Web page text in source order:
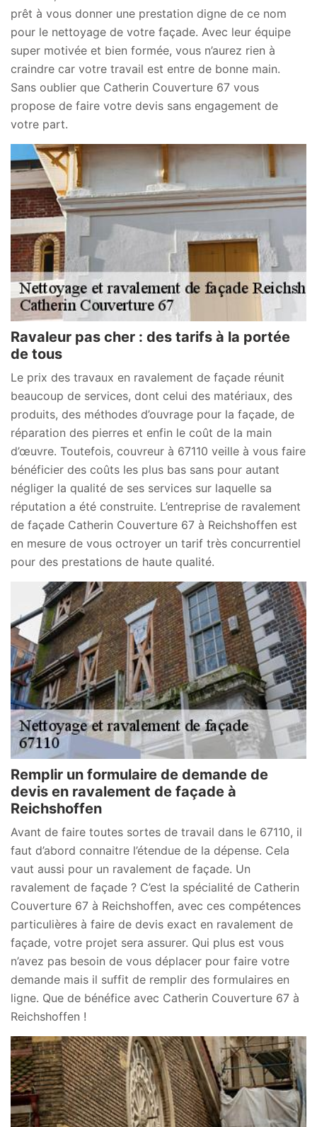
prêt à vous donner une prestation digne de ce nom
pour le nettoyage de votre façade. Avec leur équipe
super motivée et bien formée, vous n’aurez rien à
craindre car votre travail est entre de bonne main.
Sans oublier que Catherin Couverture 67 vous
propose de faire votre devis sans engagement de
votre part.
Ravaleur pas cher : des tarifs à la portée
de tous
Le prix des travaux en ravalement de façade réunit
beaucoup de services, dont celui des matériaux, des
produits, des méthodes d’ouvrage pour la façade, de
réparation des pierres et enfin le coût de la main
d’œuvre. Toutefois, couvreur à 67110 veille à vous faire
bénéficier des coûts les plus bas sans pour autant
négliger la qualité de ses services sur laquelle sa
réputation a été construite. L’entreprise de ravalement
de façade Catherin Couverture 67 à Reichshoffen est
en mesure de vous octroyer un tarif très concurrentiel
pour des prestations de haute qualité.
Remplir un formulaire de demande de
devis en ravalement de façade à
Reichshoffen
Avant de faire toutes sortes de travail dans le 67110, il
faut d’abord connaitre l’étendue de la dépense. Cela
vaut aussi pour un ravalement de façade. Un
ravalement de façade ? C’est la spécialité de Catherin
Couverture 67 à Reichshoffen, avec ces compétences
particulières à faire de devis exact en ravalement de
façade, votre projet sera assurer. Qui plus est vous
n’avez pas besoin de vous déplacer pour faire votre
demande mais il suffit de remplir des formulaires en
ligne. Que de bénéfice avec Catherin Couverture 67 à
Reichshoffen !